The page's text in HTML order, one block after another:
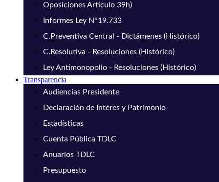
Oposiciones Artículo 39h)
Informes Ley N°19.733
C.Preventiva Central - Dictámenes (Histórico)
C.Resolutiva - Resoluciones (Histórico)
Ley Antimonopolio - Resoluciones (Histórico)
Transparencia
Audiencias Presidente
Declaración de Intéres y Patrimonio
Estadísticas
Cuenta Pública TDLC
Anuarios TDLC
Presupuesto